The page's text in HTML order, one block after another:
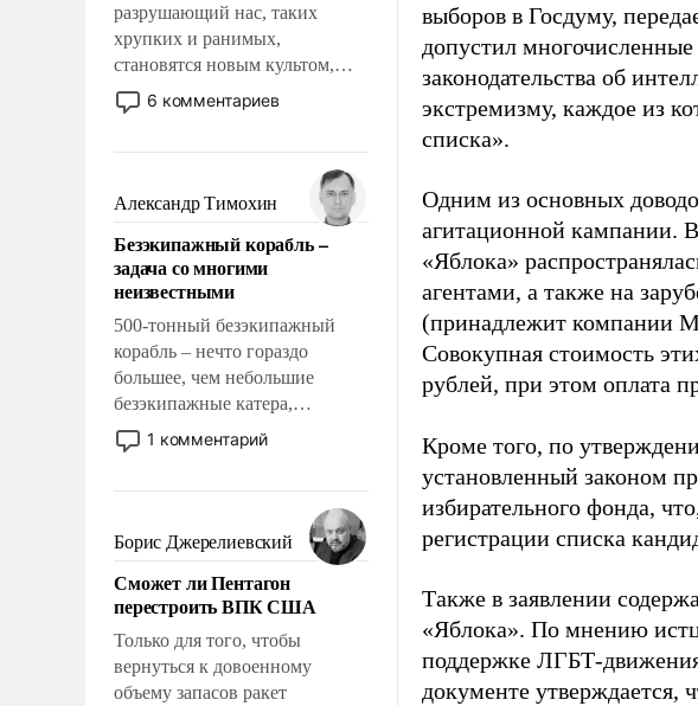
разрушающий нас, таких
хрупких и ранимых,
становятся новым культом,
постепенно вытесняя и
отменяя традиционное
мужественным и твердым под
ударами судьбы, брать на себя
ответственность, помогать
слабым, идти вперед и
адаптироваться.
6 комментариев
Александр Тимохин
Безэкипажный корабль –
задача со многими
неизвестными
500-тонный безэкипажный
корабль – нечто гораздо
большее, чем небольшие
безэкипажные катера,
применение которых уже
стало обыденностью. Задача по
сложна и амбициозна. Однако
и ее реализация радикально
поднимет наши боевые
возможности.
1 комментарий
Борис Джерелиевский
Сможет ли Пентагон
перестроить ВПК США
Только для того, чтобы
вернуться к довоенному
объему запасов ракет
выборов в Госдуму,
допустил многочисленные
законодательства об
экстремизму, каждое из
списка».
Одним из основных
агитационной кампании.
«Яблока»
агентами, а также на
(принадлежит компании
Совокупная стоимость
рублей, при этом оплата
Кроме того, по
установленный законом
избирательного фонда,
регистрации списка
Также в заявлении
«Яблока». По мнению
поддержке ЛГБТ-
документе утверждается,